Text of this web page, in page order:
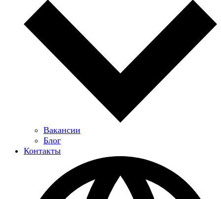
Вакансии
Блог
Контакты